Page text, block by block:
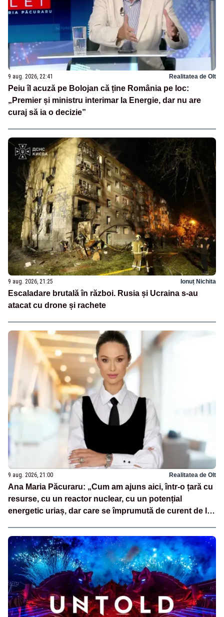
9 aug. 2026, 22:41 Realitatea de Olt
Peiu îl acuză pe Bolojan că ține România pe loc:
„Premier și ministru interimar la Energie, dar nu are
curaj să ia o decizie”
9 aug. 2026, 21:25 Ionuț Nichita
Escaladare brutală în război. Rusia și Ucraina s-au
atacat cu drone și rachete
9 aug. 2026, 21:00 Realitatea de Olt
Ana Maria Păcuraru: „Cum am ajuns aici, într-o țară cu
resurse, cu un reactor nuclear, cu un potențial
energetic uriaș, dar care se împrumută de curent de la